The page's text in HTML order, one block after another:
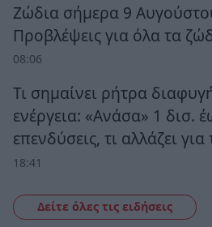
Ζώδια σήμερα 9
Προβλέψεις για όλα τα
08:06
Τι σημαίνει ρήτρα
ενέργεια: «Ανάσα» 1 δισ.
επενδύσεις, τι αλλάζει
18:41
Δείτε όλες τις ειδήσεις